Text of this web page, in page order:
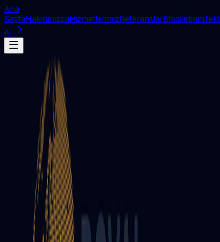
Ana
SayfaHakkımızdaHizmetlerimizReferanslarBlogİletişim
Al